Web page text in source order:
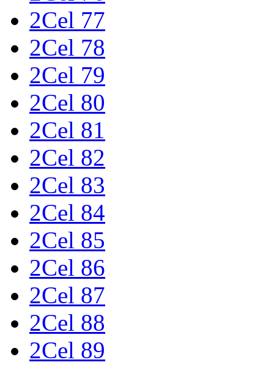
2Cel 77
2Cel 78
2Cel 79
2Cel 80
2Cel 81
2Cel 82
2Cel 83
2Cel 84
2Cel 85
2Cel 86
2Cel 87
2Cel 88
2Cel 89